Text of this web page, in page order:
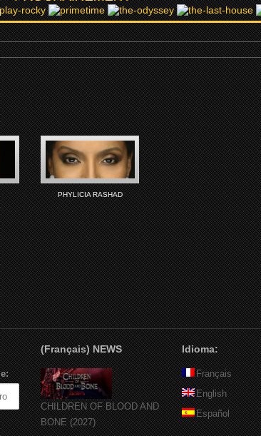
PHYLICIA RASHAD
(Français) NEWS
CHILDREN OF BLOOD AND
BONE (2027)
Idioma:
Français
English
Español